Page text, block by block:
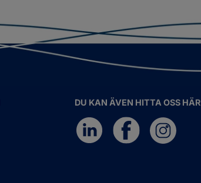
DU KAN ÄVEN HITTA OSS HÄR